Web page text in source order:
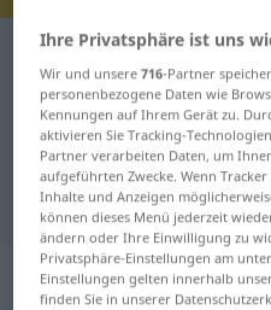
Niederländisch-
Niederländisch-
Übersetzung für
"leiden" Deutsch
„leiden“:
Ihre Privatsphäre ist uns
Wir und unsere716-Partner
personenbezogene Daten wie
Kennungen auf Ihrem Gerät zu.
aktivieren Sie Tracking-
Partner verarbeiten Daten, um
aufgeführten Zwecke. Wenn
Inhalte und Anzeigen
können dieses Menü jederzeit
ändern oder Ihre Einwilligung zu
Privatsphäre-Einstellungen am
Einstellungen gelten innerhalb
finden Sie in unserer